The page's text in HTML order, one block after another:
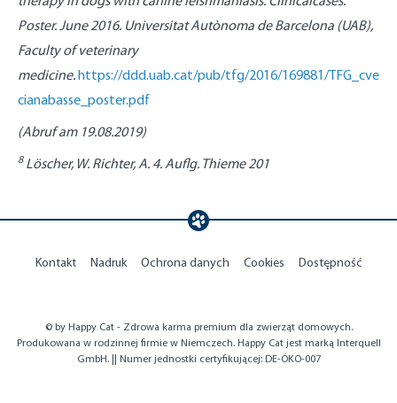
Poster. June 2016. Universitat Autònoma de Barcelona (UAB),
Faculty of veterinary
medicine.https://ddd.uab.cat/pub/tfg/2016/169881/TFG_cve
cianabasse_poster.pdf
(Abruf am 19.08.2019)
8Löscher, W. Richter, A. 4. Auflg. Thieme 201
Kontakt Nadruk Ochrona danych Cookies Dostępność
© by Happy Cat - Zdrowa karma premium dla zwierząt domowych.
Produkowana w rodzinnej firmie w Niemczech. Happy Cat jest marką Interquell
GmbH. || Numer jednostki certyfikującej: DE-ÖKO-007